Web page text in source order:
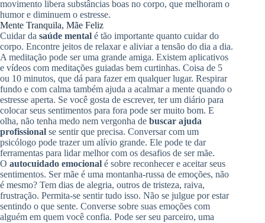
movimento libera substâncias boas no corpo, que melhoram o
humor e diminuem o estresse.
Mente Tranquila, Mãe Feliz
Cuidar da saúde mental é tão importante quanto cuidar do
corpo. Encontre jeitos de relaxar e aliviar a tensão do dia a dia.
A meditação pode ser uma grande amiga. Existem aplicativos
e vídeos com meditações guiadas bem curtinhas. Coisa de 5
ou 10 minutos, que dá para fazer em qualquer lugar. Respirar
fundo e com calma também ajuda a acalmar a mente quando o
estresse aperta. Se você gosta de escrever, ter um diário para
colocar seus sentimentos para fora pode ser muito bom. E
olha, não tenha medo nem vergonha de buscar ajuda
profissional se sentir que precisa. Conversar com um
psicólogo pode trazer um alívio grande. Ele pode te dar
ferramentas para lidar melhor com os desafios de ser mãe.
O autocuidado emocional é sobre reconhecer e aceitar seus
sentimentos. Ser mãe é uma montanha-russa de emoções, não
é mesmo? Tem dias de alegria, outros de tristeza, raiva,
frustração. Permita-se sentir tudo isso. Não se julgue por estar
sentindo o que sente. Converse sobre suas emoções com
alguém em quem você confia. Pode ser seu parceiro, uma